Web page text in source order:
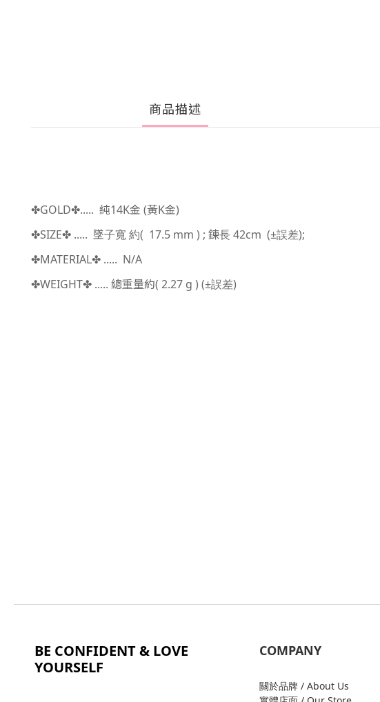
商品描述
✤GOLD✤..... 純14K金 (黃K金)
✤SIZE✤ ..... 墜子寬約( 17.5 mm ) ; 鍊長 42cm (±誤差);
✤MATERIAL✤ ..... N/A
✤WEIGHT✤ ..... 總重量約( 2.27 g ) (±誤差)
BE CONFIDENT & LOVE
YOURSELF
COMPANY
關於品牌 / About Us